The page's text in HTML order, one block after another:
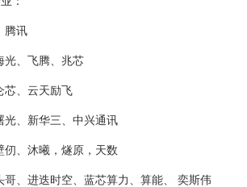
腾讯
光、飞腾、兆芯
芯、云天励飞
光、新华三、中兴通讯
仞、沐曦，燧原，天数
哥、进迭时空、蓝芯算力、算能、 奕斯伟